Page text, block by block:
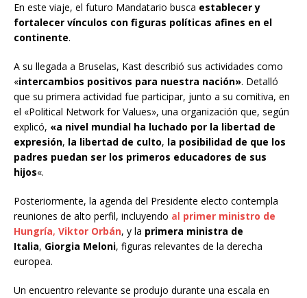
En este viaje, el futuro Mandatario busca establecer y
fortalecer vínculos con figuras políticas afines en el
continente.
A su llegada a Bruselas, Kast describió sus actividades como
«intercambios positivos para nuestra nación». Detalló
que su primera actividad fue participar, junto a su comitiva, en
el «Political Network for Values», una organización que, según
explicó, «a nivel mundial ha luchado por la libertad de
expresión, la libertad de culto, la posibilidad de que los
padres puedan ser los primeros educadores de sus
hijos«.
Posteriormente, la agenda del Presidente electo contempla
reuniones de alto perfil, incluyendo al primer ministro de
Hungría, Viktor Orbán, y la primera ministra de
Italia, Giorgia Meloni, figuras relevantes de la derecha
europea.
Un encuentro relevante se produjo durante una escala en